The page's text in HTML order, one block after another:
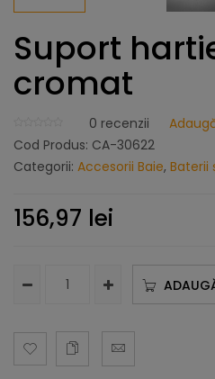
Suport
cromat
0 recenzii
Cod Produs: CA-30622
Categorii: Accesorii Baie, Baterii
156,97 lei